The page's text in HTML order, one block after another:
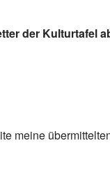
der Kulturtafel
meine